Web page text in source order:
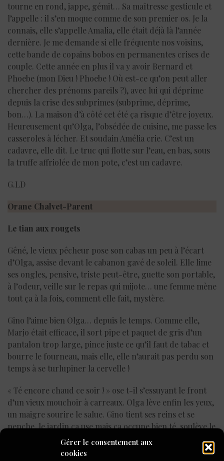
Gérer le consentement aux
cookies
tourne en rond, jappe, gémit… Sa maîtresse gesticule et
l’appelle : il s’en moque comme de son premier os. Je la
connais, elle s’appelle Amalia, elle était déjà là l’année
dernière. Je me demande si elle fréquente nos voisins,
cette bande de copains bobos en permanentes crises de
couple. Cette année en plus il va y avoir Bernard et
Phoebe (mon Dieu ! Phoebe ! Où est-ce qu’on peut aller
chercher des prénoms pareils ?), avec lui qui déprime
depuis la crise des subprimes (subprime, déprime,
bon…). La maison d’à côté cet été ça risque d’être joyeux.
Heureusement qu’Olga, l’obsédée de cuisine, me passe les
casseroles à lécher. Et soudain Amélia crie. C’est un
cadavre, elle dit. Le truc qui flotte sur l’eau, en bas, sous
la truffe affriolée de mon pote, c’est un cadavre.
G.LD
Orane Chalvet-Parent
Le tian aux rougets
Gêné, le vieux pêcheur pose son cabas un peu à l’écart
d’Olga, assise devant le cabanon gavé de soleil. Elle lime
ses ongles, pensive, triste peut-être, guette son portable,
à l’odeur, veille sur le repas qui mijote… une femme mène
tout ça à la fois, comment elle fait, mystère.
Gino l’aime bien Olga… depuis le temps. Comme elle,
Marjo était efficace, il sort pipe et paquet de gris d’un
pantalon trop large, pince juste ce qu’il faut de tabac et
bourre le fourneau, mais elle, elle n’aurait pas perdu son
temps à se turlupiner la cervelle !
« Té encore chaud ce soir ! » ose t-il s’essuyant le front
d’un vieux mouchoir à carreaux. Olga lève enfin les yeux,
un maigre sourire le salue. Gino tient ses reins et se
penche, le jardin ça use mais ça occupe bien té, soulève le
cabas et l’ouvre sur les tomates, les aubergines et le